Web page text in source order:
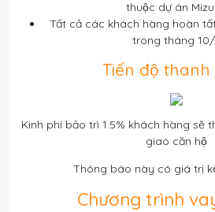
thuộc dự án
Tất cả các khách hàng hoàn
trong tháng 10/
Tiến độ thanh
Kinh phí bảo trì 1.5% khách hàng sẽ
giao căn hộ
Thông báo này có giá trị
Chương trình